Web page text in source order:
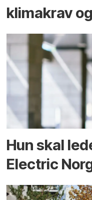
klimakrav
Hun skal
Electric